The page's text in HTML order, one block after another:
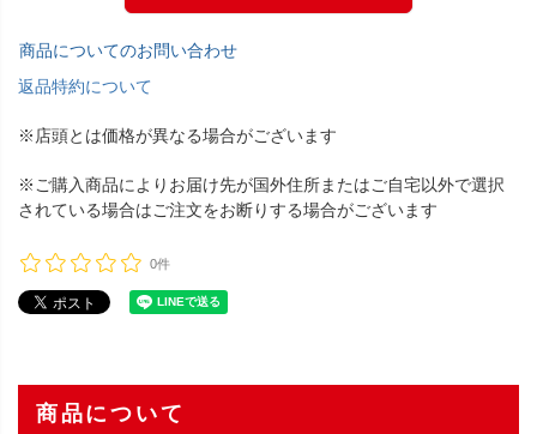
商品についてのお問い合わせ
返品特約について
※店頭とは価格が異なる場合がございます
※ご購入商品によりお届け先が国外住所またはご自宅以外で選択
されている場合はご注文をお断りする場合がございます
0件
商品について